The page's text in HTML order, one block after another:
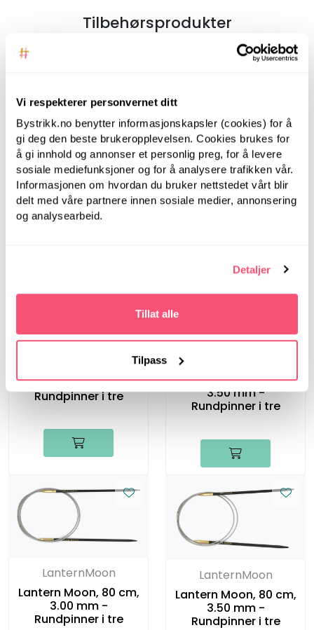
Vi respekterer personvernet ditt
Bystrikk.no benytter informasjonskapsler (cookies) for å
gi deg den beste brukeropplevelsen. Cookies brukes for
å gi innhold og annonser et personlig preg, for å levere
sosiale mediefunksjoner og for å analysere trafikken vår.
Informasjonen om hvordan du bruker nettstedet vårt blir
delt med våre partnere innen sosiale medier, annonsering
og analysearbeid.
Detaljer
Tillat alle
Tilpass
Tilbehørsprodukter
LanternMoon
Lantern Moon, 20 cm,
3.00 mm -
Strømpepinner i tre
LanternMoon
Lantern Moon, 20 cm,
3.50 mm -
Strømpepinner i tre
Lantern Moon, 40 cm,
3.00 mm -
Rundpinner i tre
Lantern Moon, 40 cm,
3.50 mm -
Rundpinner i tre
LanternMoon
Lantern Moon, 80 cm,
3.00 mm -
Rundpinner i tre
LanternMoon
Lantern Moon, 80 cm,
3.50 mm -
Rundpinner i tre